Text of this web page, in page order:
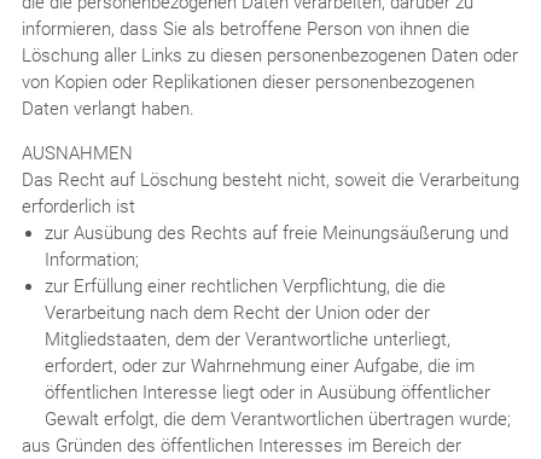
informieren, dass Sie als betroffene Person von ihnen die
Löschung aller Links zu diesen personenbezogenen Daten oder
von Kopien oder Replikationen dieser personenbezogenen
Daten verlangt haben.
AUSNAHMEN
Das Recht auf Löschung besteht nicht, soweit die Verarbeitung
erforderlich ist
zur Ausübung des Rechts auf freie Meinungsäußerung und
Information;
zur Erfüllung einer rechtlichen Verpflichtung, die die
Verarbeitung nach dem Recht der Union oder der
Mitgliedstaaten, dem der Verantwortliche unterliegt,
erfordert, oder zur Wahrnehmung einer Aufgabe, die im
öffentlichen Interesse liegt oder in Ausübung öffentlicher
Gewalt erfolgt, die dem Verantwortlichen übertragen wurde;
aus Gründen des öffentlichen Interesses im Bereich der